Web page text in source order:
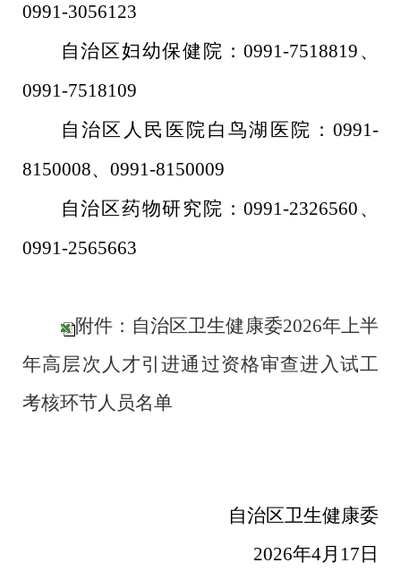
0991-3056123
自治区妇幼保健院：0991-7518819 、
0991-7518109
自治区人民医院白鸟湖医院： 0991-
8150008、 0991-8150009
自治区药物研究院：0991-2326560 、
0991-2565663
附件：自治区卫生健康委2026年上半
年高层次人才引进通过资格审查进入试工
考核环节人员名单
自治区卫生健康委
2026年4月17日